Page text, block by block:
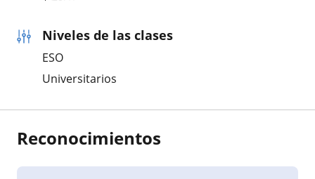
Niveles de las clases
ESO
Universitarios
Reconocimientos